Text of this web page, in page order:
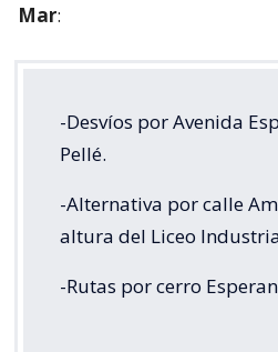
Mar:
-Desvíos por Avenida
Pellé.
-Alternativa por calle
altura del Liceo
-Rutas por cerro